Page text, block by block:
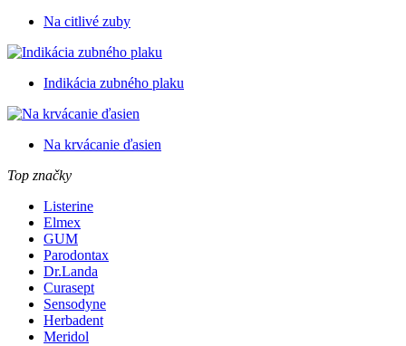
Na citlivé zuby
Indikácia zubného plaku
Na krvácanie ďasien
Top značky
Listerine
Elmex
GUM
Parodontax
Dr.Landa
Curasept
Sensodyne
Herbadent
Meridol